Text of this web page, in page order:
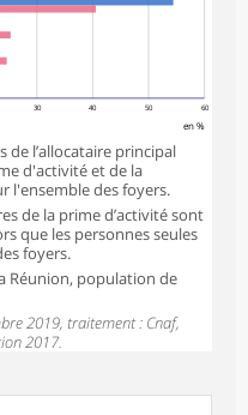
30 40 50 60
en %
de l’allocataire principal
d'activité et de la
l'ensemble des foyers.
de la prime d’activité sont
que les personnes seules
foyers.
Réunion, population de
2019, traitement : Cnaf,
2017.